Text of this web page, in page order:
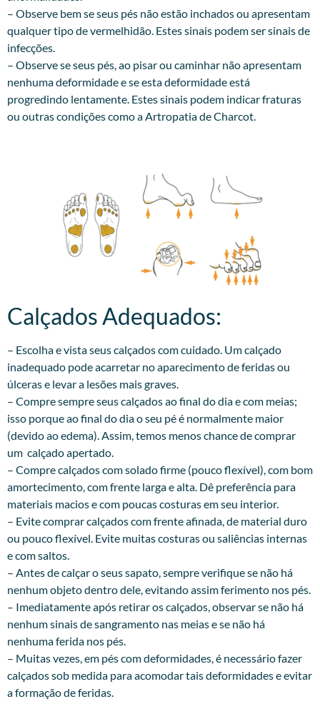
– Observe bem se seus pés não estão inchados ou apresentam
qualquer tipo de vermelhidão. Estes sinais podem ser sinais de
infecções.
– Observe se seus pés, ao pisar ou caminhar não apresentam
nenhuma deformidade e se esta deformidade está
progredindo lentamente. Estes sinais podem indicar fraturas
ou outras condições como a Artropatia de Charcot.
Calçados Adequados:​
– Escolha e vista seus calçados com cuidado. Um calçado
inadequado pode acarretar no aparecimento de feridas ou
úlceras e levar a lesões mais graves.
– Compre sempre seus calçados ao final do dia e com meias;
isso porque ao final do dia o seu pé é normalmente maior
(devido ao edema). Assim, temos menos chance de comprar
um calçado apertado.
– Compre calçados com solado firme (pouco flexível), com bom
amortecimento, com frente larga e alta. Dê preferência para
materiais macios e com poucas costuras em seu interior.
– Evite comprar calçados com frente afinada, de material duro
ou pouco flexível. Evite muitas costuras ou saliências internas
e com saltos.
– Antes de calçar o seus sapato, sempre verifique se não há
nenhum objeto dentro dele, evitando assim ferimento nos pés.
– Imediatamente após retirar os calçados, observar se não há
nenhum sinais de sangramento nas meias e se não há
nenhuma ferida nos pés.
– Muitas vezes, em pés com deformidades, é necessário fazer
calçados sob medida para acomodar tais deformidades e evitar
a formação de feridas.